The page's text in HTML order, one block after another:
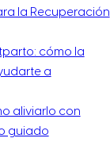
la Recuperación
cómo la
a
aliviarlo con
guiado